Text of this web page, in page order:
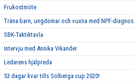
Frukostmöte
Träna barn, ungdomar och vuxna med NPF-diagnos
SBK-Taktiktavla
Intervju med Annika Vikander
Ledarens hjälpreda
53 dagar kvar tills Solberga cup 2020!